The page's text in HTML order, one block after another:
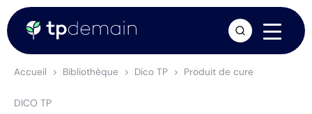
Accueil Bibliothèque Dico TP Produit de cure
DICO TP
arrow_forward